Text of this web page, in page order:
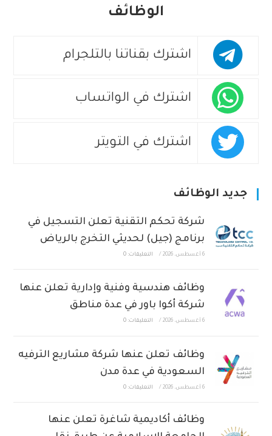
الوظائف
اشترك بقناتنا بالتلجرام
اشترك في الواتساب
اشترك في التويتر
جديد الوظائف
شركة تحكم التقنية تعلن التسجيل في
برنامج (جيل) لحديثي التخرج بالرياض
6 أغسطس، 2026 / التعليقات: 0
وظائف هندسية وفنية وإدارية تعلن عنها
شركة أكوا باور في عدة مناطق
6 أغسطس، 2026 / التعليقات: 0
وظائف تعلن عنها شركة مشاريع الترفيه
السعودية في عدة مدن
6 أغسطس، 2026 / التعليقات: 0
وظائف أكاديمية شاغرة تعلن عنها